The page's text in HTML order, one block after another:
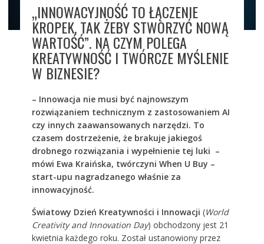
„INNOWACYJNOŚĆ TO ŁĄCZENIE
KROPEK, TAK ŻEBY STWORZYĆ NOWĄ
WARTOŚĆ”. NA CZYM POLEGA
KREATYWNOŚĆ I TWÓRCZE MYŚLENIE
W BIZNESIE?
– Innowacja nie musi być najnowszym
rozwiązaniem technicznym z zastosowaniem AI
czy innych zaawansowanych narzędzi. To
czasem dostrzeżenie, że brakuje jakiegoś
drobnego rozwiązania i wypełnienie tej luki –
mówi Ewa Kraińska, twórczyni When U Buy –
start-upu nagradzanego właśnie za
innowacyjność.
Światowy Dzień Kreatywności i Innowacji (World
Creativity and Innovation Day) obchodzony jest 21
kwietnia każdego roku. Został ustanowiony przez